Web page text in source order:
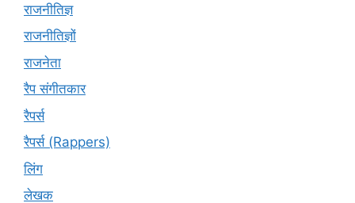
राजनीतिज्ञ
राजनीतिज्ञों
राजनेता
रैप संगीतकार
रैपर्स
रैपर्स (Rappers)
लिंग
लेखक